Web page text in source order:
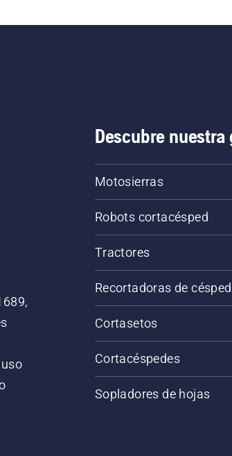
Descubre nuestra
Motosierras
Robots cortacésped
Tractores
Recortadoras de césped
Cortasetos
Cortacéspedes
Sopladores de hojas